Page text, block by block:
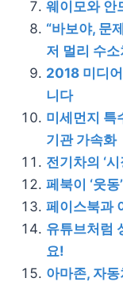
웨이모와 안
“바보야, 문
저 멀리 수소
2018 미디
니다
미세먼지 특
기관 가속화
전기차의 ‘
페북이 ‘웃
페이스북과
유튜브처럼
요!
아마존, 자